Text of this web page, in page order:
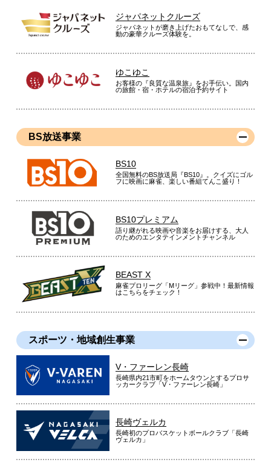
ジャパネットクルーズ
ジャパネットが磨き上げたおもてなしで、感
動の豪華クルーズ体験を。
ゆこゆこ
お客様の『良質な温泉旅』をお手伝い。国内
の旅館・宿・ホテルの宿泊予約サイト
BS放送事業
BS10
全国無料のBS放送局『BS10』。クイズにゴル
フに映画に麻雀、楽しい番組てんこ盛り！
BS10プレミアム
語り継がれる映画や音楽をお届けする、大人
のためのエンタテインメントチャンネル
BEAST X
麻雀プロリーグ「Mリーグ」参戦中！最新情報
はこちらをチェック！
スポーツ・地域創生事業
V・ファーレン長崎
長崎県内21市町をホームタウンとするプロサ
ッカークラブ「V・ファーレン長崎」
長崎ヴェルカ
長崎初のプロバスケットボールクラブ「長崎
ヴェルカ」